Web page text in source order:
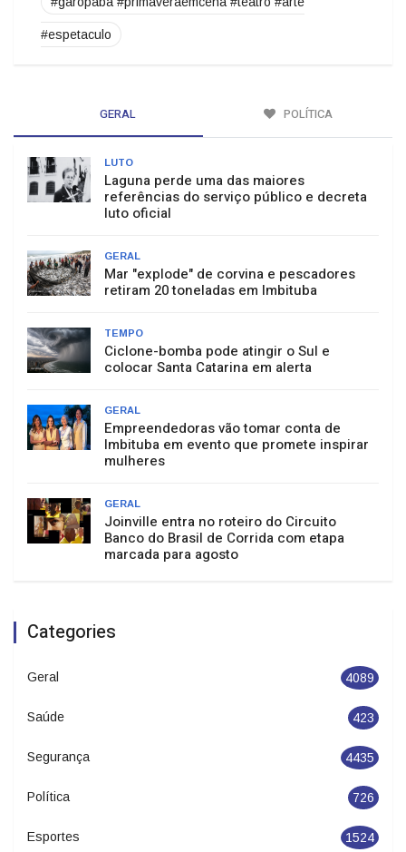
#espetaculo
GERAL POLÍTICA
LUTO
Laguna perde uma das maiores
referências do serviço público e decreta
luto oficial
GERAL
Mar "explode" de corvina e pescadores
retiram 20 toneladas em Imbituba
TEMPO
Ciclone-bomba pode atingir o Sul e
colocar Santa Catarina em alerta
GERAL
Empreendedoras vão tomar conta de
Imbituba em evento que promete inspirar
mulheres
GERAL
Joinville entra no roteiro do Circuito
Banco do Brasil de Corrida com etapa
marcada para agosto
Categories
Geral 4089
Saúde 423
Segurança 4435
Política 726
Esportes 1524